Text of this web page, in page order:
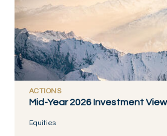
ACTIONS
Mid-Year 2026 Investment
Equities